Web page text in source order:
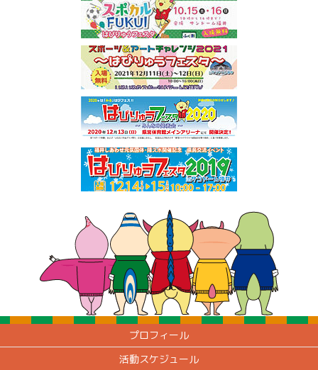
プロフィール
活動スケジュール